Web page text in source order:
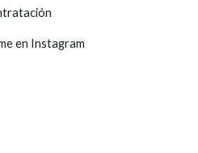
en Instagram